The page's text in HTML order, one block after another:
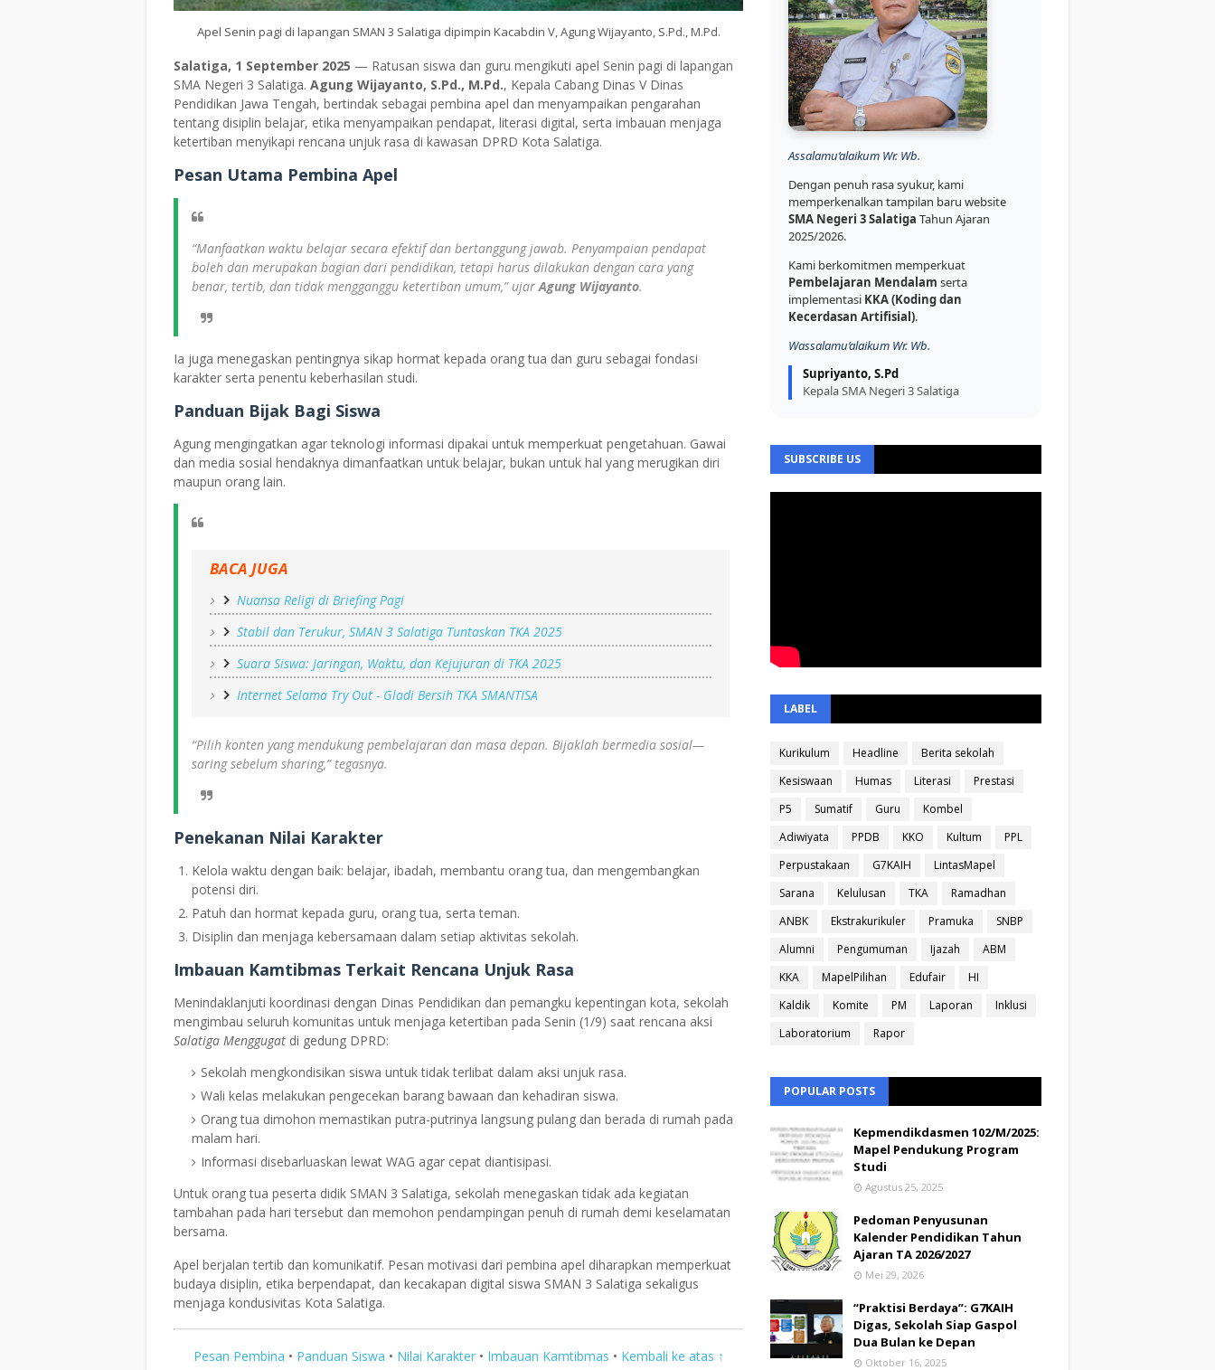
Apel Senin pagi di lapangan SMAN 3 Salatiga dipimpin Kacabdin V, Agung Wijayanto, S.Pd., M.Pd.
Salatiga, 1 September 2025 — Ratusan siswa dan guru mengikuti apel Senin pagi di lapangan
SMA Negeri 3 Salatiga. Agung Wijayanto, S.Pd., M.Pd., Kepala Cabang Dinas V Dinas
Pendidikan Jawa Tengah, bertindak sebagai pembina apel dan menyampaikan pengarahan
tentang disiplin belajar, etika menyampaikan pendapat, literasi digital, serta imbauan menjaga
ketertiban menyikapi rencana unjuk rasa di kawasan DPRD Kota Salatiga.
Pesan Utama Pembina Apel
“Manfaatkan waktu belajar secara efektifdan bertanggung jawab. Penyampaian pendapat
boleh dan merupakan bagian dari pendidikan, tetapi harus dilakukan dengan cara yang
benar, tertib, dan tidak mengganggu ketertiban umum,” ujar Agung Wijayanto.
Ia juga menegaskan pentingnya sikap hormat kepada orang tua dan guru sebagai fondasi
karakter serta penentu keberhasilan studi.
Panduan Bijak Bagi Siswa
Agung mengingatkan agar teknologi informasi dipakai untuk memperkuat pengetahuan. Gawai
dan media sosial hendaknya dimanfaatkan untuk belajar, bukan untuk hal yang merugikan diri
maupun orang lain.
BACA JUGA
Nuansa Religi di Briefing Pagi
Stabil dan Terukur, SMAN 3 Salatiga Tuntaskan TKA 2025
Suara Siswa: Jaringan, Waktu, dan Kejujuran di TKA 2025
Internet Selama Try Out - Gladi Bersih TKA SMANTISA
“Pilih konten yang mendukung pembelajaran dan masa depan. Bijaklah bermedia sosial—
saring sebelum sharing,” tegasnya.
Penekanan Nilai Karakter
Kelola waktu dengan baik: belajar, ibadah, membantu orang tua, dan mengembangkan
potensi diri.
Patuh dan hormat kepada guru, orang tua, serta teman.
Disiplin dan menjaga kebersamaan dalam setiap aktivitas sekolah.
Imbauan Kamtibmas Terkait Rencana Unjuk Rasa
Menindaklanjuti koordinasi dengan Dinas Pendidikan dan pemangku kepentingan kota, sekolah
mengimbau seluruh komunitas untuk menjaga ketertiban pada Senin (1/9) saat rencana aksi
Salatiga Menggugat di gedung DPRD:
Sekolah mengkondisikan siswa untuk tidak terlibat dalam aksi unjuk rasa.
Wali kelas melakukan pengecekan barang bawaan dan kehadiran siswa.
Orang tua dimohon memastikan putra-putrinya langsung pulang dan berada di rumah pada
malam hari.
Informasi disebarluaskan lewat WAG agar cepat diantisipasi.
Untuk orang tua peserta didik SMAN 3 Salatiga, sekolah menegaskan tidak ada kegiatan
tambahan pada hari tersebut dan memohon pendampingan penuh di rumah demi keselamatan
bersama.
Apel berjalan tertib dan komunikatif. Pesan motivasi dari pembina apel diharapkan memperkuat
budaya disiplin, etika berpendapat, dan kecakapan digital siswa SMAN 3 Salatiga sekaligus
menjaga kondusivitas Kota Salatiga.
Pesan Pembina • Panduan Siswa • Nilai Karakter• Imbauan Kamtibmas • Kembali ke atas ↑
Assalamu’alaikum Wr. Wb.
Dengan penuh rasa syukur, kami
memperkenalkan tampilan baru website
SMA Negeri 3 Salatiga Tahun Ajaran
2025/2026.
Kami berkomitmen memperkuat
Pembelajaran Mendalam serta
implementasi KKA (Koding dan
Kecerdasan Artifisial).
Wassalamu’alaikum Wr. Wb.
Supriyanto, S.Pd
Kepala SMA Negeri 3 Salatiga
SUBSCRIBE US
LABEL
Kurikulum Headline
Berita sekolah
Kesiswaan
Humas Literasi
Prestasi
P5
Sumatif Guru
Kombel
Adiwiyata
PPDB KKO Kultum
PPL
Perpustakaan
G7KAIH
LintasMapel
Sarana
Kelulusan TKA
Ramadhan
ANBK
Ekstrakurikuler Pramuka
SNBP
Alumni
Pengumuman Ijazah
ABM
KKA
MapelPilihan Edufair
HI
Kaldik
Komite PM Laporan
Inklusi
Laboratorium
Rapor
POPULAR POSTS
Kepmendikdasmen 102/M/2025:
Mapel Pendukung Program
Studi
Agustus 25, 2025
Pedoman Penyusunan
Kalender Pendidikan Tahun
Ajaran TA 2026/2027
Mei 29, 2026
“Praktisi Berdaya”: G7KAIH
Digas, Sekolah Siap Gaspol
Dua Bulan ke Depan
Oktober 16, 2025